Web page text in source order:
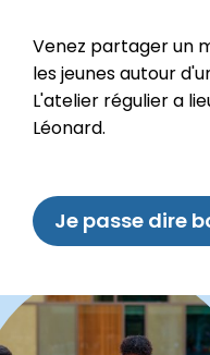
Venez partager un
les jeunes autour
L'atelier régulier a
Léonard.
Je passe dire